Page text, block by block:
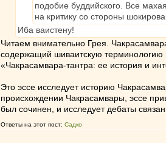
подобие буддийского. Все
на критику со стороны
Иба ваистену!
Читаем внимательно Грея.
содержащий шиваитскую терминологию
«Чакрасамвара-тантра: ее история и
Это эссе исследует историю
происхождении Чакрасамвары, эссе
был сочинен, и исследует дебаты
Ответы на этот пост: Садко